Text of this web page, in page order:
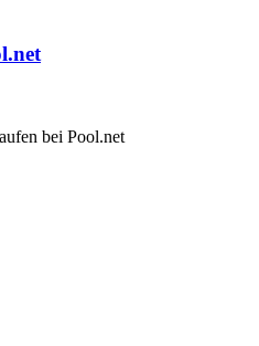
bei Pool.net